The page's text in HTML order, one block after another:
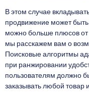
В этом случае
продвижение может
можно больше плюсов от
мы расскажем вам о
Поисковые алгоритмы
при ранжировании
пользователям должно
заказывать любой товар